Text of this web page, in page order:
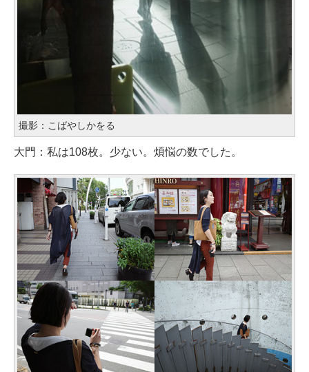
撮影：こばやしかをる
大門：私は108枚。少ない。煩悩の数でした。